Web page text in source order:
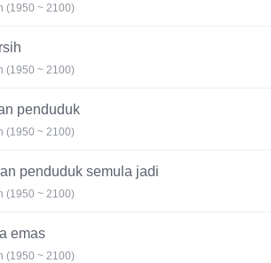
(1950 ~ 2100)
(1950 ~ 2100)
penduduk
(1950 ~ 2100)
penduduk semula jadi
(1950 ~ 2100)
emas
(1950 ~ 2100)